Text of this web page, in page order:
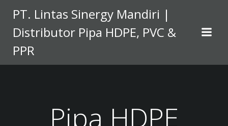
to
content
PT. Lintas Sinergy Mandiri |
Distributor Pipa HDPE, PVC &
PPR
Pipa HDPE